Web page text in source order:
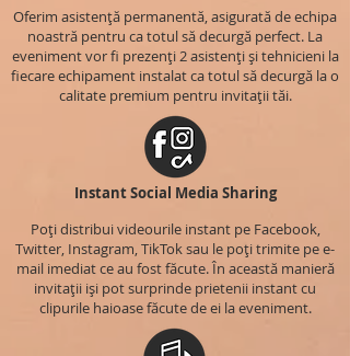
Oferim asistență permanentă, asigurată de echipa
noastră pentru ca totul să decurgă perfect. La
eveniment vor fi prezenți 2 asistenți și tehnicieni la
fiecare echipament instalat ca totul să decurgă la o
calitate premium pentru invitații tăi.
Instant Social Media Sharing
Poți distribui videourile instant pe Facebook,
Twitter, Instagram, TikTok sau le poți trimite pe e-
mail imediat ce au fost făcute. În această manieră
invitații iși pot surprinde prietenii instant cu
clipurile haioase făcute de ei la eveniment.